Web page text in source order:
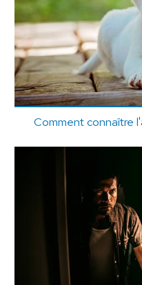
Comment connaître